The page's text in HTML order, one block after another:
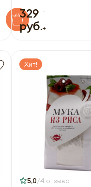
329
руб.
-
+
Хит!
5,0 4 отзыва